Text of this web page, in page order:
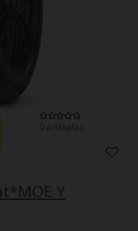
0 értékelés
Y